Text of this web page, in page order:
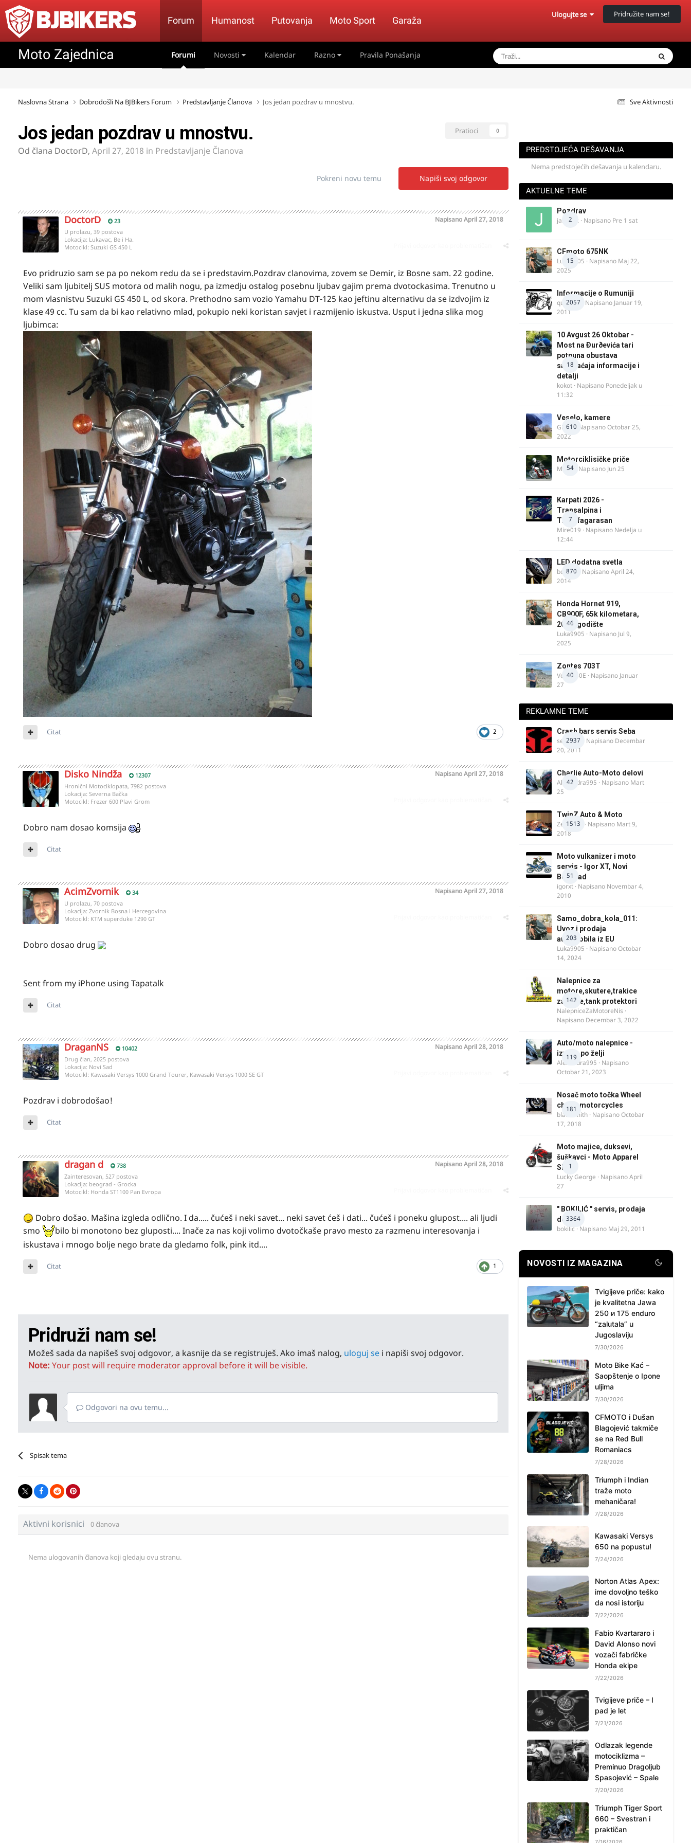
Forum Humanost Putovanja Moto Sport Garaža
Ulogujte se Pridružite nam se!
Moto Zajednica Forumi Novosti Kalendar Razno Pravila Ponašanja
Sve Aktivnosti
Naslovna Strana Dobrodošli Na BJBikers Forum Predstavljanje Članova Jos jedan pozdrav u mnostvu.
Pratioci 0
Jos jedan pozdrav u mnostvu.
Od člana DoctorD, April 27, 2018 in Predstavljanje Članova
Napiši svoj odgovor
Pokreni novu temu
DoctorD 23 NapisanoApril 27, 2018
U prolazu, 39 postova
Lokacija: Lukavac, Be i Ha.
Motocikl: Suzuki GS 450 L
Evo pridruzio sam se pa po nekom redu da se i predstavim.Pozdrav clanovima, zovem se Demir, iz Bosne sam. 22 godine.
Veliki sam ljubitelj SUS motora od malih nogu, pa izmedju ostalog posebnu ljubav gajim prema dvotockasima. Trenutno u
mom vlasnistvu Suzuki GS 450 L, od skora. Prethodno sam vozio Yamahu DT-125 kao jeftinu alternativu da se izdvojim iz
klase 49 cc. Tu sam da bi kao relativno mlad, pokupio neki koristan savjet i razmijenio iskustva. Usput i jedna slika mog
ljubimca:
2
Citat
Disko Nindža 12307 NapisanoApril 27, 2018
Hronični Motociklopata, 7982 postova
Lokacija: Severna Bačka
Motocikl: Frezer 600 Plavi Grom
Dobro nam dosao komsija
Citat
AcimZvornik 34 NapisanoApril 27, 2018
U prolazu, 70 postova
Lokacija: Zvornik Bosna i Hercegovina
Motocikl: KTM superduke 1290 GT
Dobro dosao drug
Sent from my iPhone using Tapatalk
Citat
DraganNS 10402 NapisanoApril 28, 2018
Drug član, 2025 postova
Lokacija: Novi Sad
Motocikl: Kawasaki Versys 1000 Grand Tourer, Kawasaki Versys 1000 SE GT
Pozdrav i dobrodošao!
Citat
dragan d 738 NapisanoApril 28, 2018
Zainteresovan, 527 postova
Lokacija: beograd - Grocka
Motocikl: Honda ST1100 Pan Evropa
Dobro došao. Mašina izgleda odlično. I da..... čućeš i neki savet... neki savet ćeš i dati... čućeš i poneku glupost.... ali ljudi
smo
bilo bi monotono bez gluposti.... Inače za nas koji volimo dvotočkaše pravo mesto za razmenu interesovanja i
iskustava i mnogo bolje nego brate da gledamo folk, pink itd....
1
Citat
Pridruži nam se!
Možeš sada da napišeš svoj odgovor, a kasnije da se registruješ. Ako imaš nalog, uloguj se i napiši svoj odgovor.
Note: Your post will require moderator approval before it will be visible.
Odgovori na ovu temu...
Spisak tema
Aktivni korisnici 0 članova
Nema ulogovanih članova koji gledaju ovu stranu.
PREDSTOJEĆA DEŠAVANJA
Nema predstojećih dešavanja u kalendaru.
AKTUELNE TEME
2
Pozdrav
jasminc · Napisano Pre 1 sat
15
CFmoto 675NK
Luka9905 · Napisano Maj 22,
2025
2057
Informacije o Rumuniji
quasaar · Napisano Januar 19,
2011
18
10 Avgust 26 Oktobar -
Most na Ðurðevića tari
potpuna obustava
saobraćaja informacije i
detalji
kokot · Napisano Ponedeljak u
11:32
610
Veselo, kamere
GR 46· NapisanoOctobar 25,
2022
54
Motorciklisičke priče
MIHO · Napisano Jun 25
7
Karpati 2026 -
Transalpina i
Transfagarasan
Mire019 · Napisano Nedelja u
12:44
870
LED dodatna svetla
boki.64 · NapisanoApril 24,
2014
46
Honda Hornet 919,
CB900F, 65k kilometara,
2005. godište
Luka9905 · Napisano Jul 9,
2025
40
Zontes 703T
Verdi350E · Napisano Januar
27
REKLAMNE TEME
2937
Crash bars servis Seba
seba011 · Napisano Decembar
20, 2011
42
Charlie Auto-Moto delovi
Alexandra995 · Napisano Mart
25
1513
TwinZ Auto & Moto
Zeljkamp · Napisano Mart 9,
2018
51
Moto vulkanizer i moto
servis - Igor XT, Novi
Beograd
igorxt · Napisano Novembar 4,
2010
203
Samo_dobra_kola_011:
Uvoz i prodaja
automobila iz EU
Luka9905 · NapisanoOctobar
14, 2024
142
Nalepnice za
motore,skutere,trakice
za felne,tank protektori
NalepniceZaMotoreNis ·
Napisano Decembar 3, 2022
119
Auto/moto nalepnice -
izrada po želji
Alexandra995 · Napisano
Octobar 21, 2023
181
Nosač moto točka Wheel
chock motorcycles
blacksmith · NapisanoOctobar
17, 2018
1
Moto majice, duksevi,
šuškavci - Moto Apparel
SRB
Lucky George · NapisanoApril
27
3364
" BOKILIĆ " servis, prodaja
delova
bokilic · Napisano Maj 29, 2011
NOVOSTI IZ MAGAZINA
Tvigijeve priče: kako
je kvalitetna Jawa
250 и 175 enduro
“zalutala” u
Jugoslaviju
7/30/2026
Moto Bike Kać –
Saopštenje o Ipone
uljima
7/30/2026
CFMOTO i Dušan
Blagojević takmiče
se na Red Bull
Romaniacs
7/28/2026
Triumph i Indian
traže moto
mehaničara!
7/28/2026
Kawasaki Versys
650 na popustu!
7/24/2026
Norton Atlas Apex:
ime dovoljno teško
da nosi istoriju
7/22/2026
Fabio Kvartararo i
David Alonso novi
vozači fabričke
Honda ekipe
7/22/2026
Tvigijeve priče – I
pad je let
7/21/2026
Odlazak legende
motociklizma –
Preminuo Dragoljub
Spasojević – Spale
7/20/2026
Triumph Tiger Sport
660 – Svestran i
praktičan